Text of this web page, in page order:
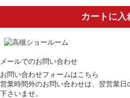
カートに入
メールでのお問い合わせ
お問い合わせフォームはこちら
営業時間外のお問い合わせは、翌営業
下さいませ。